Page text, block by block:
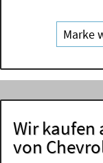
Wir kaufen
von